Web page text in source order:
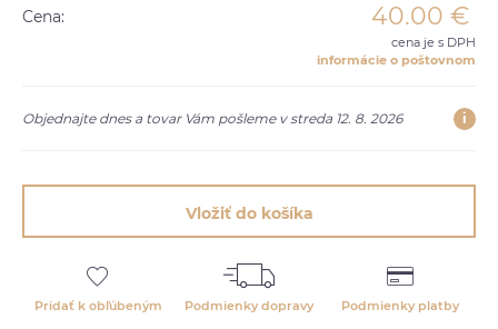
Cena: 40.00 €
cena je s DPH
informácie o poštovnom
Objednajte dnes a tovar Vám pošleme v streda 12. 8. 2026 i
Vložiť do košíka
Pridať k obľúbeným Podmienky dopravy Podmienky platby